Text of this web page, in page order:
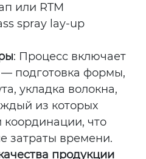
или RTM
spray lay-up
: Процесс включает
подготовка формы,
укладка волокна,
из которых
координации, что
затраты времени.
продукции